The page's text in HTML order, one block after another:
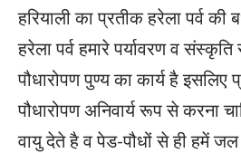
हरियाली का प्रतीक हरेला पर्व की
हरेला पर्व हमारे पर्यावरण व
पौधारोपण पुण्य का कार्य है इसलिए
पौधारोपण अनिवार्य रूप से करना
वायु देते है व पेड-पौधों से ही हमें